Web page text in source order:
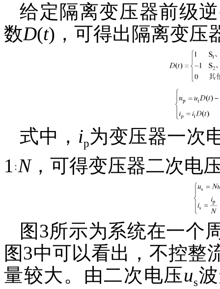
给定隔离变压器前级
数D(t)，可得出隔离变压
式中， ip为变压器一次
1 N，可得变压器二次电
图3所示为系统在一个
图3中可以看出，不控整
量较大。由二次电压us